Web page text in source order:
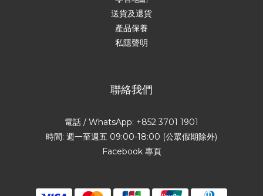
送貨及退貨
產品保養
私隱聲明
聯絡我們
電話 / WhatsApp: +852 3701 1901
時間: 週一至週五 09:00-18:00 (公眾假期除外)
Facebook 專頁